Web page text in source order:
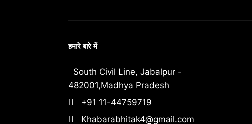
हमारे बारे में
South Civil Line, Jabalpur -
482001,Madhya Pradesh
+91 11-44759719
Khabarabhitak4@gmail.com